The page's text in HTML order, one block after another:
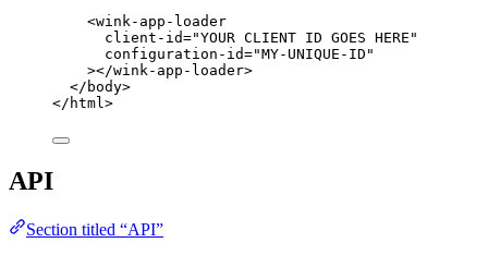
<wink-app-loader
client-id="YOUR CLIENT ID GOES HERE "
configuration-id="MY-UNIQUE-ID "
></wink-app-loader>
</ body>
</ html>
API
Section titled “API”